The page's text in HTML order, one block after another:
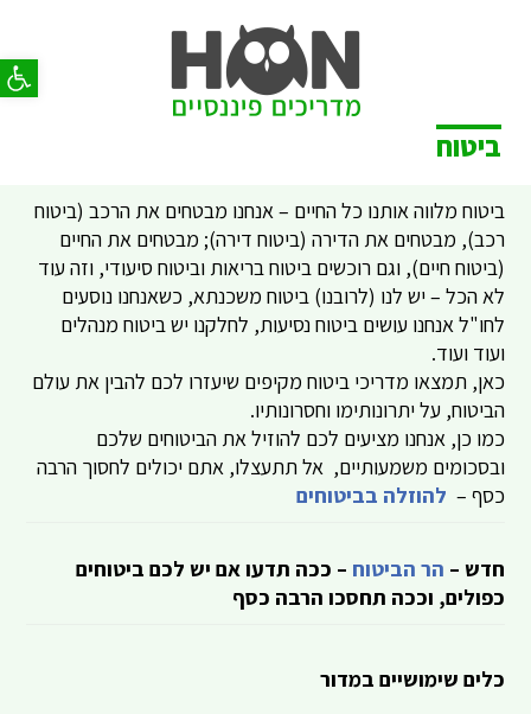
פתח
ביטוח
ביטוח מלווה אותנו כל החיים – אנחנו מבטחים את הרכב (ביטוח
רכב), מבטחים את הדירה (ביטוח דירה); מבטחים את החיים
(ביטוח חיים), וגם רוכשים ביטוח בריאות וביטוח סיעודי, וזה עוד
לא הכל – יש לנו (לרובנו) ביטוח משכנתא, כשאנחנו נוסעים
לחו"ל אנחנו עושים ביטוח נסיעות, לחלקנו יש ביטוח מנהלים
ועוד ועוד.
כאן, תמצאו מדריכי ביטוח מקיפים שיעזרו לכם להבין את עולם
הביטוח, על יתרונותימו וחסרונותיו.
כמו כן, אנחנו מציעים לכם להוזיל את הביטוחים שלכם
ובסכומים משמעותיים, אל תתעצלו, אתם יכולים לחסוך הרבה
כסף – להוזלה בביטוחים
חדש – הר הביטוח – ככה תדעו אם יש לכם ביטוחים
כפולים, וככה תחסכו הרבה כסף
כלים שימושיים במדור